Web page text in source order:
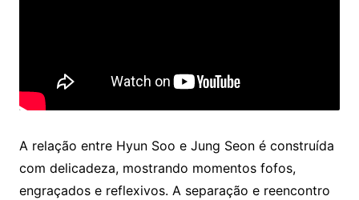
A relação entre Hyun Soo e Jung Seon é construída
com delicadeza, mostrando momentos fofos,
engraçados e reflexivos. A separação e reencontro